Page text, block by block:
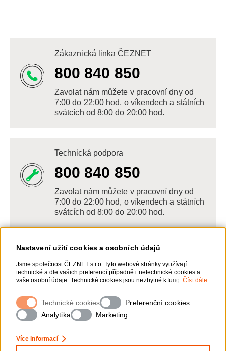
Nastavení užití cookies a osobních údajů
Jsme společnost ČEZNET s.r.o. Tyto webové stránky využívají
technické a dle vašich preferencí případně i netechnické cookies a
vaše osobní údaje. Technické cookies jsou nezbytné k fungování
webové stránky vašim preferencím, k personalizaci reklam a
analytice. Pro sběr a zpracování netechnických cookies a vašich
osobních údajů, nám můžete udělit souhlas. Bližší informace o vašich
právech, zpracování osobních údajů, včetně možnosti odvolání
Číst dále
Technické cookies
Preferenční cookies
Analytika
Marketing
Více informací
Zákaznická linka ČEZNET
800 840 850
Zavolat nám můžete v pracovní dny od
7:00 do 22:00 hod, o víkendech a státních
svátcích od 8:00 do 20:00 hod.
Technická podpora
800 840 850
Zavolat nám můžete v pracovní dny od
7:00 do 22:00 hod, o víkendech a státních
svátcích od 8:00 do 20:00 hod.
Napište nám
POSLAT VZKAZ
Zanechte nám vzkaz online, my se vám
ozveme zpět